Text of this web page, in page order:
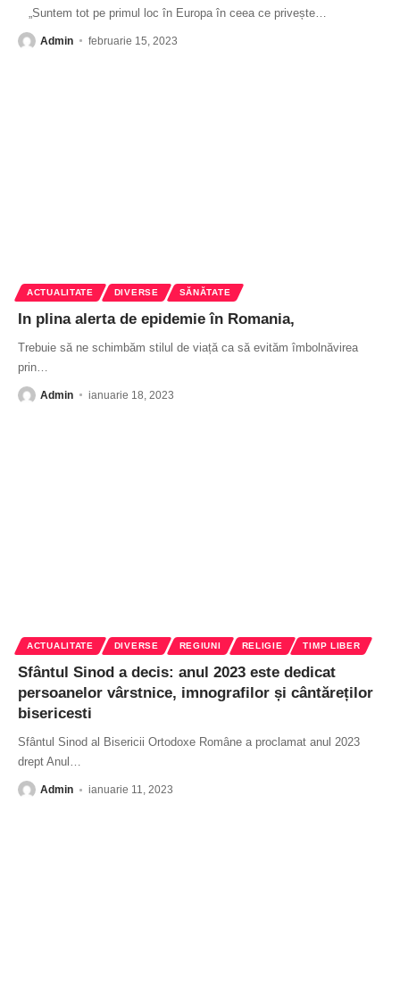
„Suntem tot pe primul loc în Europa în ceea ce privește
Admin februarie 15, 2023
ACTUALITATE DIVERSE SĂNĂTATE
In plina alerta de epidemie în Romania,
Trebuie să ne schimbăm stilul de viață ca să evităm îmbolnăvirea
prin
Admin ianuarie 18, 2023
ACTUALITATE DIVERSE REGIUNI RELIGIE TIMP LIBER
Sfântul Sinod a decis: anul 2023 este dedicat
persoanelor vârstnice, imnografilor și cântăreților
bisericesti
Sfântul Sinod al Bisericii Ortodoxe Române a proclamat anul 2023
drept Anul …
Admin ianuarie 11, 2023